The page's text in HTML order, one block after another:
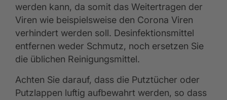
werden kann, da somit das Weitertragen der
Viren wie beispielsweise den Corona Viren
verhindert werden soll. Desinfektionsmittel
entfernen weder Schmutz, noch ersetzen Sie
die üblichen Reinigungsmittel.
Achten Sie darauf, dass die Putztücher oder
Putzlappen luftig aufbewahrt werden, so dass